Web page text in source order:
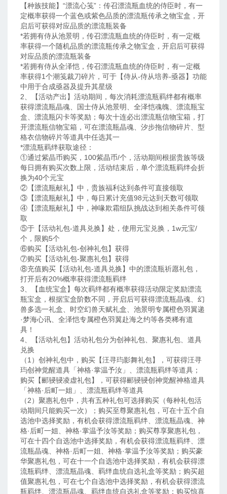
【种族技能】“漂流心笺”：传召漂流瓶血统的侍臣时，有一
定概率获得一个蓝色或紫色品质的漂流瓶传承之物宝盒，开
启后可获得对应品质的漂流瓶装备
*若拥有侍从池景明，传召漂流瓶血统的侍臣时，有一定概
率获得一个随机品质的漂流瓶传承之物宝盒，开启后可获得
对应品质的漂流瓶装备
*若拥有侍从全泽恺，传召漂流瓶血统的侍臣时，有一定概
率获得1个潮笺裁刀碎片，可于【侍从-侍从培养-亟器】功能
中用于合成亟器及提升其星级
2、【活动产出】活动期间，每次消耗漂流瓶羁绊都有概率
获得漂流瓶晶魂、国士侍从池景明、全泽恺魂魄、漂流瓶宝
盒、漂流瓶闪卡等奖励；每次十连必出漂流瓶信物宝箱，打
开漂流瓶信物宝箱，可在漂流瓶晶魂、汐步拖信物碎片、型
格衣信物碎片等道具中任选其一
*漂流瓶羁绊获取途径：
①通过紫晶币购买，100紫晶币/个，活动期间根据贵族等级
每日拥有购买次数上限，活动结束后，单个漂流瓶羁绊会折
换为40个元宝
②【漂流瓶献礼】中，贵族福利达到条件可直接领取
③【漂流瓶献礼】中，每日累计充值98元达到天数可领取
④【漂流瓶献礼】中，神喙欺霜组队挑战达到相关条件可领
取
⑤于【活动礼包-道具兑换】处，使用元宝兑换，1w元宝/
个，限购5个
⑥购买【活动礼包-创神礼包】获得
⑦购买【活动礼包-聚惠礼包】获得
⑧充值购买【活动礼包-道具兑换】中的漂流瓶祈愿礼包，
打开后有20%概率获得漂流瓶羁绊
3、【血统宝盒】每次羁绊都有概率获得活动限定奖励漂流
瓶宝盒，根据宝盒阶数不同，开启后可获得漂流瓶晶魂、幻
兽多选一礼盒、时空幻兽天赋礼盒、池景明专属橙色羽翼递
·梦海心讯、全泽恺专属橙色羽翼赴海之约等各类稀有道
具！
4、【活动礼包】活动礼包分为创神礼包、聚惠礼包、道具
兑换
（1）创神礼包中，购买【汪寻玙影舞礼包】，可获得汪寻
玙创神觉醒道具「神格·掌温予汝」、漂流瓶羁绊等道具；
购买【郦骎骎凌虚礼包】，可获得郦骎骎创神觉醒神格道具
「神格·后町一姐」、漂流瓶羁绊等道具
（2）聚惠礼包中，共有五种礼包可选择购买（每种礼包活
动期间只能购买一次）；购买至尊聚惠礼包，可在十五个自
选池中选择奖励，有机会获得漂流瓶羁绊、漂流瓶晶魂、神
格·后町一姐、神格·掌温予汝等奖励；购买尊享聚惠礼包，
可在十四个自选池中选择奖励，有机会获得漂流瓶羁绊、漂
流瓶晶魂、神格·后町一姐、神格·掌温予汝等奖励；购买豪
华聚惠礼包，可在十一个自选池中选择奖励，有机会获得漂
流瓶羁绊、漂流瓶晶魂、羁绊血统自选礼盒等奖励；购买超
值聚惠礼包，可在七个自选池中选择奖励，有机会获得漂流
瓶羁绊、漂流瓶晶魂、羁绊血统自选礼盒等奖励；购买惊喜